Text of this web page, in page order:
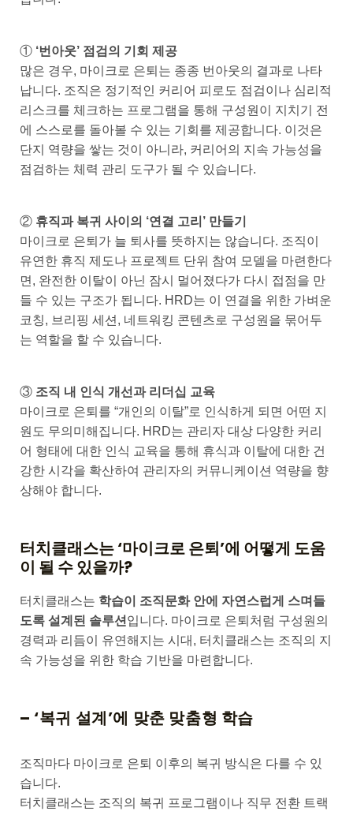
① ‘번아웃’ 점검의 기회 제공
많은 경우, 마이크로 은퇴는 종종 번아웃의 결과로 나타
납니다. 조직은 정기적인 커리어 피로도 점검이나 심리적
리스크를 체크하는 프로그램을 통해 구성원이 지치기 전
에 스스로를 돌아볼 수 있는 기회를 제공합니다. 이것은
단지 역량을 쌓는 것이 아니라, 커리어의 지속 가능성을
점검하는 체력 관리 도구가 될 수 있습니다.
② 휴직과 복귀 사이의 ‘연결 고리’ 만들기
마이크로 은퇴가 늘 퇴사를 뜻하지는 않습니다. 조직이
유연한 휴직 제도나 프로젝트 단위 참여 모델을 마련한다
면, 완전한 이탈이 아닌 잠시 멀어졌다가 다시 접점을 만
들 수 있는 구조가 됩니다. HRD는 이 연결을 위한 가벼운
코칭, 브리핑 세션, 네트워킹 콘텐츠로 구성원을 묶어두
는 역할을 할 수 있습니다.
③ 조직 내 인식 개선과 리더십 교육
마이크로 은퇴를 “개인의 이탈”로 인식하게 되면 어떤 지
원도 무의미해집니다. HRD는 관리자 대상 다양한 커리
어 형태에 대한 인식 교육을 통해 휴식과 이탈에 대한 건
강한 시각을 확산하여 관리자의 커뮤니케이션 역량을 향
상해야 합니다.
터치클래스는 ‘마이크로 은퇴’에 어떻게 도움
이 될 수 있을까?
터치클래스는 학습이 조직문화 안에 자연스럽게 스며들
도록 설계된 솔루션 입니다. 마이크로 은퇴처럼 구성원의
경력과 리듬이 유연해지는 시대, 터치클래스는 조직의 지
속 가능성을 위한 학습 기반을 마련합니다.
– ‘복귀 설계’에 맞춘 맞춤형 학습
조직마다 마이크로 은퇴 이후의 복귀 방식은 다를 수 있
습니다.
터치클래스는 조직의 복귀 프로그램이나 직무 전환 트랙